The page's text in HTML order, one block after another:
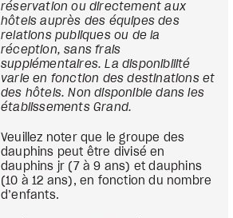
réservation ou directement aux
hôtels auprès des équipes des
relations publiques ou de la
réception, sans frais
supplémentaires. La disponibilité
varie en fonction des destinations et
des hôtels. Non disponible dans les
établissements Grand.
Veuillez noter que le groupe des
dauphins peut être divisé en
dauphins jr (7 à 9 ans) et dauphins
(10 à 12 ans), en fonction du nombre
d’enfants.